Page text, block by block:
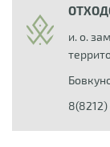
и. о.